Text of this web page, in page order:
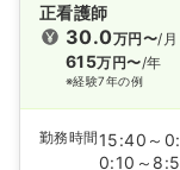
正看護師
30.0万円〜/月
615万円〜/年
※経験7年の例
勤務時間 15:40～
0:10～